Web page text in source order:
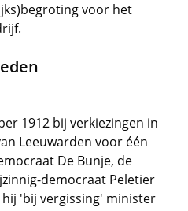
voor het
1912 bij verkiezingen in
Leeuwarden voor één
De Bunje, de
democraat Peletier
'bij vergissing' minister